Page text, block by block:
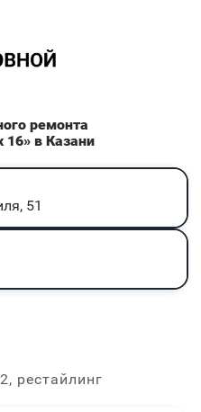
ремонта
16» в Казани
51
2, рестайлинг